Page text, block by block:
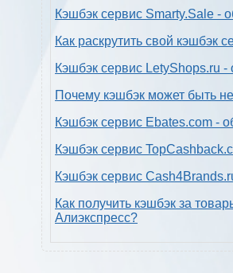
Кэшбэк сервис Smarty.Sale -
Как раскрутить свой кэшбэк
Кэшбэк сервис LetyShops.ru -
Почему кэшбэк может быть
Кэшбэк сервис Ebates.com -
Кэшбэк сервис
Кэшбэк сервис
Как получить кэшбэк за
Алиэкспресс?